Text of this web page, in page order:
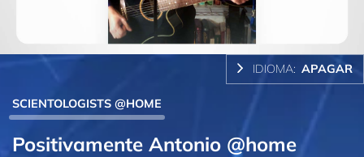
Video
IDIOMA: APAGAR
SCIENTOLOGISTS @HOME
Positivamente Antonio @home